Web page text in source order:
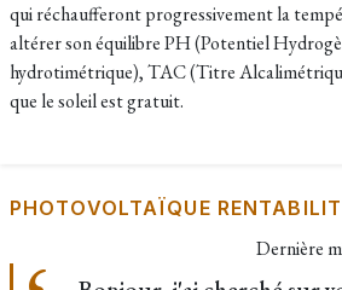
qui réchaufferont progressivement la
altérer son équilibre PH (Potentiel
hydrotimétrique), TAC (Titre
que le soleil est gratuit.
PHOTOVOLTAÏQUE
Dernière